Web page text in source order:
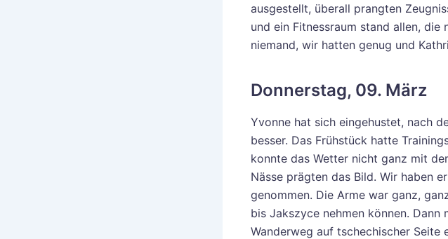
ausgestellt, überall prangten
und ein Fitnessraum stand allen,
niemand, wir hatten genug und
Donnerstag, 09. März
Yvonne hat sich eingehustet, nach
besser. Das Frühstück hatte
konnte das Wetter nicht ganz mit
Nässe prägten das Bild. Wir haben
genommen. Die Arme war ganz,
bis Jakszyce nehmen können.
Wanderweg auf tschechischer Seite